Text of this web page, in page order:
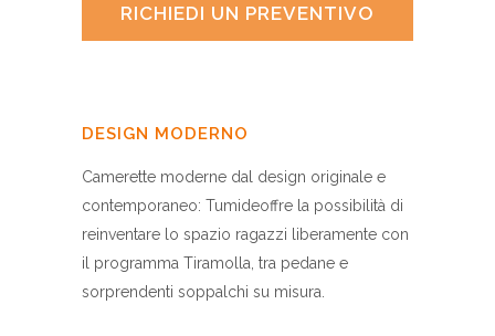
RICHIEDI UN PREVENTIVO
DESIGN MODERNO
Camerette moderne dal design originale e
contemporaneo: Tumideoffre la possibilità di
reinventare lo spazio ragazzi liberamente con
il programma Tiramolla, tra pedane e
sorprendenti soppalchi su misura.